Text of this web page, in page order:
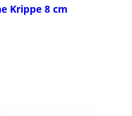
Krippe 8 cm